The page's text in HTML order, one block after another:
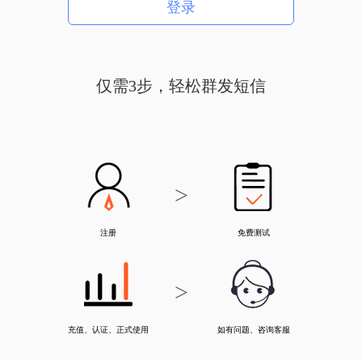
仅需3步，轻松群发短信
注册
>
免费测试
充值、认证、正式使用
>
如有问题、咨询客服